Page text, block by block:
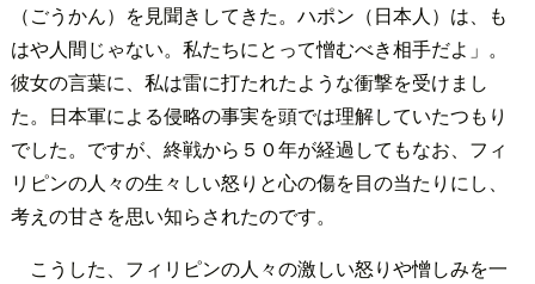
（ごうかん）を見聞きしてきた。ハポン（日本人）は、も
はや人間じゃない。私たちにとって憎むべき相手だよ」。
彼女の言葉に、私は雷に打たれたような衝撃を受けまし
た。日本軍による侵略の事実を頭では理解していたつもり
でした。ですが、終戦から５０年が経過してもなお、フィ
リピンの人々の生々しい怒りと心の傷を目の当たりにし、
考えの甘さを思い知らされたのです。
こうした、フィリピンの人々の激しい怒りや憎しみを一